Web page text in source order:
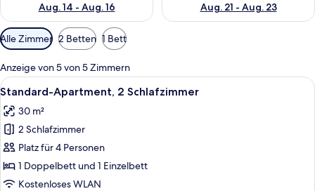
Aug. 14 - Aug. 16
Aug. 21 - Aug. 23
Verfügbare
Filter
für
Zimmer
Alle Zimmer 2 Betten 1 Bett
Anzeige von 5 von 5 Zimmern
Alle
Fotos
für
Standard-
Apartment,
2 Schlafzimmer
anzeigen
Ein Hotelzimmer mit zwei Betten,
7
Standard-Apartment, 2 Schlafzimmer
30 m²
2 Schlafzimmer
Platz für 4 Personen
1 Doppelbett und 1 Einzelbett
Kostenloses WLAN